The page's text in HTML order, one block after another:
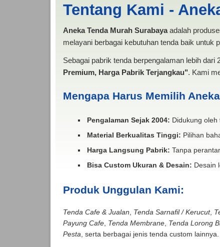
Tentang Kami -
Aneka Tenda Murah Surabayaadalah
melayani berbagai kebutuhan tenda baik untuk
Sebagai pabrik tenda berpengalaman lebih
Premium, Harga Pabrik Terjangkau". Kami
Mengapa Harus Memilih
Pengalaman Sejak 2004: Didukung
Material Berkualitas Tinggi: Pilihan
Harga Langsung Pabrik: Tanpa
Bisa Custom Ukuran & Desain: Desain
Produk Unggulan Kami:
Tenda Cafe & Jualan Tenda Sarnafil / Kerucut,
Payung Cafe, Tenda Membrane, Tenda Lorong
Pesta , serta berbagai jenis tenda custom lainnya.